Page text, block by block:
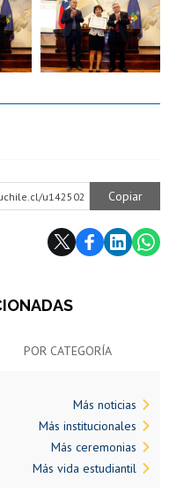
Zoom
u142502 Copiar
POR CATEGORÍA
Más noticias
Más institucionales
Más ceremonias
Más vida estudiantil